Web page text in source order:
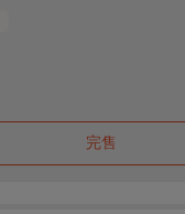
完售